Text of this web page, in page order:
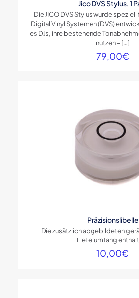
Jico DVS Stylus, 1
Die JICO DVS Stylus wurde
Digital Vinyl Systemen (DVS)
es DJs, ihre bestehende
nutzen –[…]
79,00€
Präzisionslibelle
Die zusätzlich abgebildeten
Lieferumfang
10,00€